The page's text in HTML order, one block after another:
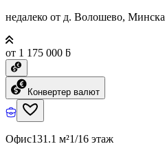
недалеко от д. Волошево,
от 1 175 000 ƃ
Конвертер валют
Офис131.1 м²1/16 этаж